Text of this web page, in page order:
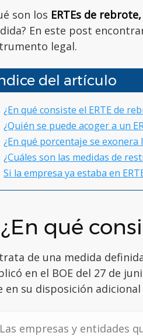
son los ERTEs de rebrote,
En este post
legal.
del artículo
¿En qué consiste el ERTE de
¿Quién se puede acoger a un
¿En qué porcentaje se exonera
¿Cuáles son las medidas de
Si la empresa ya estaba en
¿En qué
de una medida
en el BOE del 27 de
en su disposición
empresas y entidades